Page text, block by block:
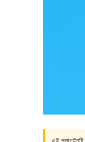
এই প্লাগইনটি